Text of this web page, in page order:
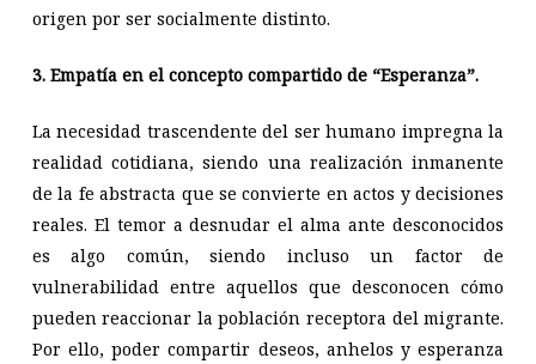
origen por ser socialmente distinto.
3. Empatía en el concepto compartido de “Esperanza”.
La necesidad trascendente del ser humano impregna la
realidad cotidiana, siendo una realización inmanente
de la fe abstracta que se convierte en actos y decisiones
reales. El temor a desnudar el alma ante desconocidos
es algo común, siendo incluso un factor de
vulnerabilidad entre aquellos que desconocen cómo
pueden reaccionar la población receptora del migrante.
Por ello, poder compartir deseos, anhelos y esperanza